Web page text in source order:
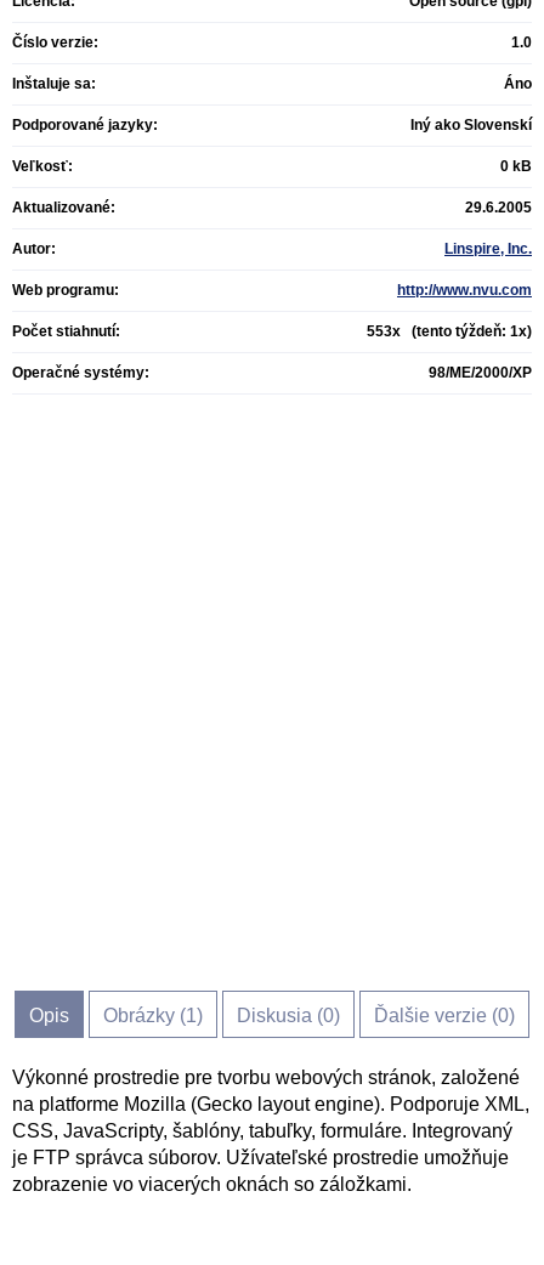
Číslo verzie: 1.0
Inštaluje sa: Áno
Podporované jazyky: Iný ako Slovenskí
Veľkosť: 0 kB
Aktualizované: 29.6.2005
Autor: Linspire, Inc.
Web programu: http://www.nvu.com
Počet stiahnutí: 553x (tento týždeň: 1x)
Operačné systémy: 98/ME/2000/XP
Opis Obrázky (1) Diskusia (0) Ďalšie verzie (0)
Výkonné prostredie pre tvorbu webových stránok, založené
na platforme Mozilla (Gecko layout engine). Podporuje XML,
CSS, JavaScripty, šablóny, tabuľky, formuláre. Integrovaný
je FTP správca súborov. Užívateľské prostredie umožňuje
zobrazenie vo viacerých oknách so záložkami.